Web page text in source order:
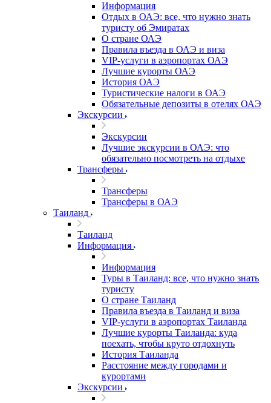
Информация
Отдых в ОАЭ: все, что нужно знать
туристу об Эмиратах
О стране ОАЭ
Правила въезда в ОАЭ и виза
VIP-услуги в аэропортах ОАЭ
Лучшие курорты ОАЭ
История ОАЭ
Туристические налоги в ОАЭ
Обязательные депозиты в отелях ОАЭ
Экскурсии
Экскурсии
Лучшие экскурсии в ОАЭ: что
обязательно посмотреть на отдыхе
Трансферы
Трансферы
Трансферы в ОАЭ
Таиланд
Таиланд
Информация
Информация
Туры в Таиланд: все, что нужно знать
туристу
О стране Таиланд
Правила въезда в Таиланд и виза
VIP-услуги в аэропортах Таиланда
Лучшие курорты Таиланда: куда
поехать, чтобы круто отдохнуть
История Таиланда
Расстояние между городами и
курортами
Экскурсии